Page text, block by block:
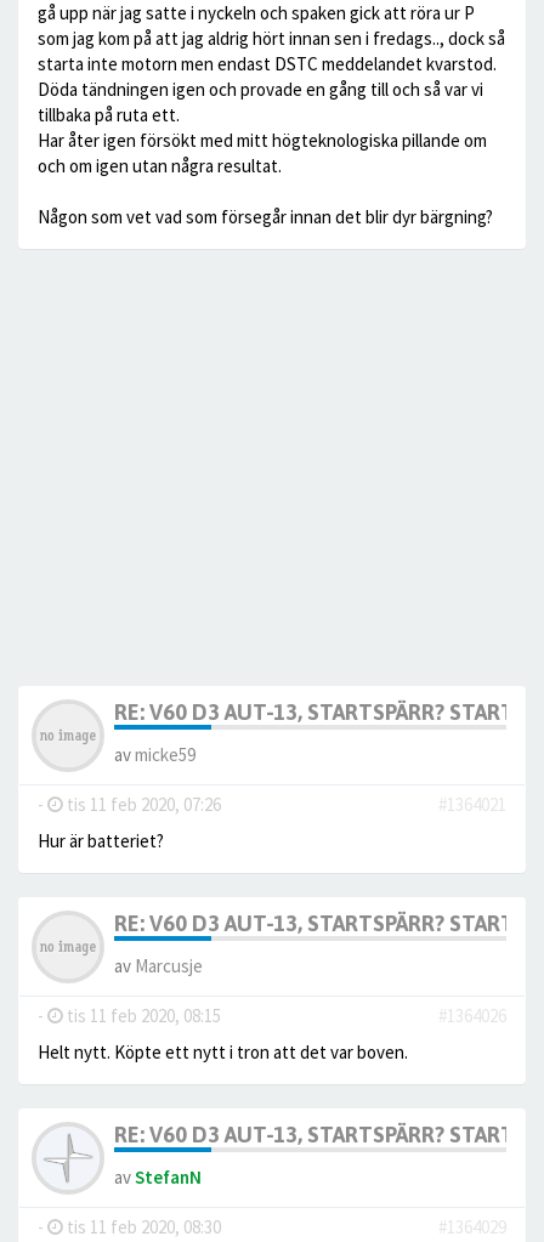
gå upp när jag satte i nyckeln och spaken gick att röra ur P
som jag kom på att jag aldrig hört innan sen i fredags.., dock så
starta inte motorn men endast DSTC meddelandet kvarstod.
Döda tändningen igen och provade en gång till och så var vi
tillbaka på ruta ett.
Har åter igen försökt med mitt högteknologiska pillande om
och om igen utan några resultat.
Någon som vet vad som försegår innan det blir dyr bärgning?
RE: V60 D3 AUT-13, STARTSPÄRR? STARTAR
avmicke59
- tis 11 feb 2020, 07:26
#1364021
Hur är batteriet?
RE: V60 D3 AUT-13, STARTSPÄRR? STARTAR
av Marcusje
- tis 11 feb 2020, 08:15
#1364026
Helt nytt. Köpte ett nytt i tron att det var boven.
RE: V60 D3 AUT-13, STARTSPÄRR? STARTAR
avStefanN
- tis 11 feb 2020, 08:30
#1364029